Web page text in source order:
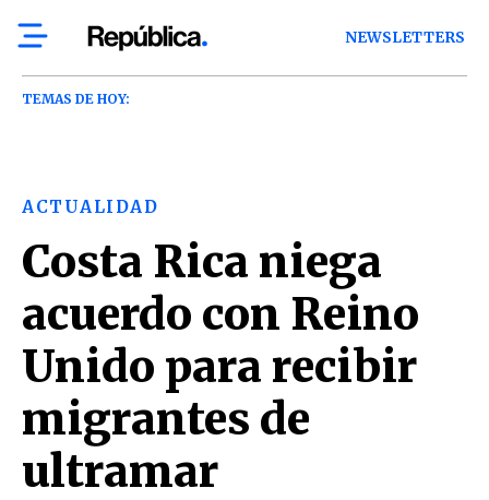
NEWSLETTERS
TEMAS DE HOY:
ACTUALIDAD
Costa Rica niega
acuerdo con Reino
Unido para recibir
migrantes de
ultramar